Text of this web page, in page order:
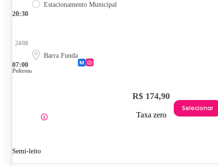
20:30
Estacionamento Municipal
07:00
24/08
Barra Funda
Poltrona
Semi-leito
R$ 174,90
Taxa zero
Selecionar